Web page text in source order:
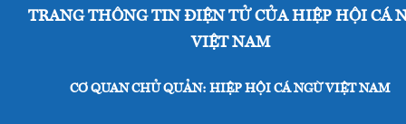
TRANG THÔNG TIN ĐIỆN TỬ CỦA HIỆP HỘI CÁ
VIỆT NAM
CƠ QUAN CHỦ QUẢN: HIỆP HỘI CÁ NGỪ VIỆT NAM